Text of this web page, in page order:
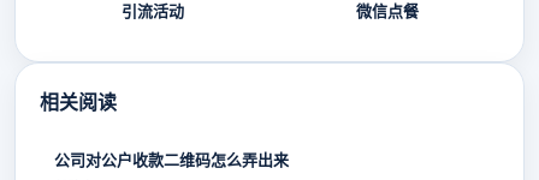
引流活动 微信点餐
相关阅读
公司对公户收款二维码怎么弄出来